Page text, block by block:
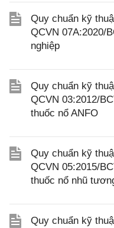
Quy chuẩn kỹ
QCVN 07A:2020/
nghiệp
Quy chuẩn kỹ
QCVN 03:2012/
thuốc nổ ANFO
Quy chuẩn kỹ
QCVN 05:2015/
thuốc nổ nhũ
Quy chuẩn kỹ